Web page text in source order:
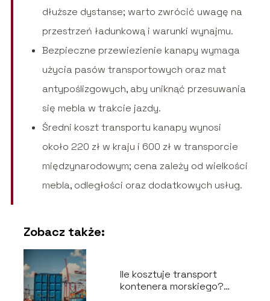
dłuższe dystanse; warto zwrócić uwagę na
przestrzeń ładunkową i warunki wynajmu.
Bezpieczne przewiezienie kanapy wymaga
użycia pasów transportowych oraz mat
antypoślizgowych, aby uniknąć przesuwania
się mebla w trakcie jazdy.
Średni koszt transportu kanapy wynosi
około 220 zł w kraju i 600 zł w transporcie
międzynarodowym; cena zależy od wielkości
mebla, odległości oraz dodatkowych usług.
Zobacz także:
Ile kosztuje transport
kontenera morskiego?